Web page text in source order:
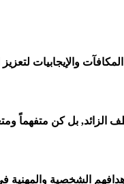
والإيجابيات
الزائد, بل كن متفهماً
الشخصية والمهنية